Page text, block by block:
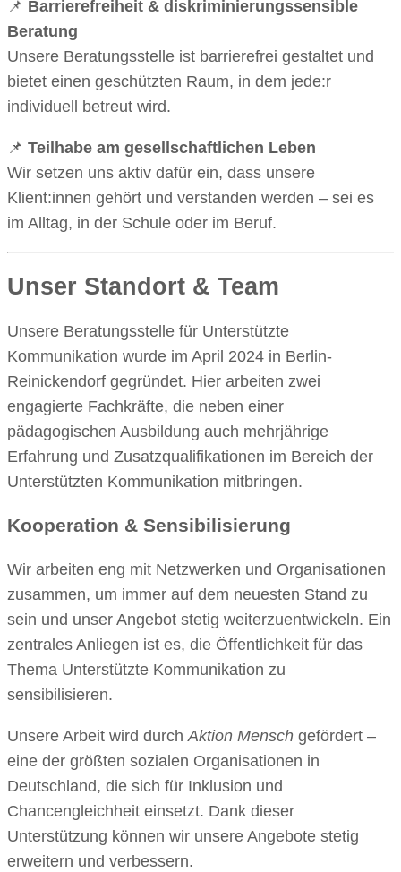
📌 Barrierefreiheit & diskriminierungssensible
Beratung
Unsere Beratungsstelle ist barrierefrei gestaltet und
bietet einen geschützten Raum, in dem jede:r
individuell betreut wird.
📌 Teilhabe am gesellschaftlichen Leben
Wir setzen uns aktiv dafür ein, dass unsere
Klient:innen gehört und verstanden werden – sei es
im Alltag, in der Schule oder im Beruf.
Unser Standort & Team
Unsere Beratungsstelle für Unterstützte
Kommunikation wurde im April 2024 in Berlin-
Reinickendorf gegründet. Hier arbeiten zwei
engagierte Fachkräfte, die neben einer
pädagogischen Ausbildung auch mehrjährige
Erfahrung und Zusatzqualifikationen im Bereich der
Unterstützten Kommunikation mitbringen.
Kooperation & Sensibilisierung
Wir arbeiten eng mit Netzwerken und Organisationen
zusammen, um immer auf dem neuesten Stand zu
sein und unser Angebot stetig weiterzuentwickeln. Ein
zentrales Anliegen ist es, die Öffentlichkeit für das
Thema Unterstützte Kommunikation zu
sensibilisieren.
Unsere Arbeit wird durchAktion Mensch gefördert –
eine der größten sozialen Organisationen in
Deutschland, die sich für Inklusion und
Chancengleichheit einsetzt. Dank dieser
Unterstützung können wir unsere Angebote stetig
erweitern und verbessern.